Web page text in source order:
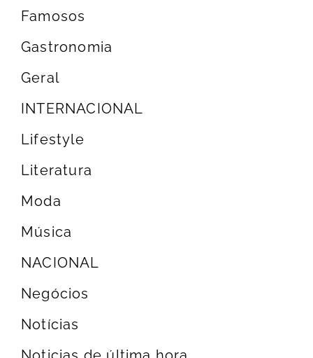
Famosos
Gastronomia
Geral
INTERNACIONAL
Lifestyle
Literatura
Moda
Música
NACIONAL
Negócios
Notícias